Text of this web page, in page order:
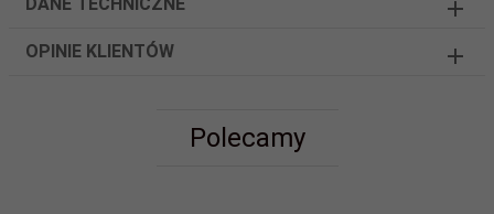
OPINIE KLIENTÓW
Polecamy